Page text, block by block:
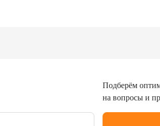
Подберём
на вопросы и